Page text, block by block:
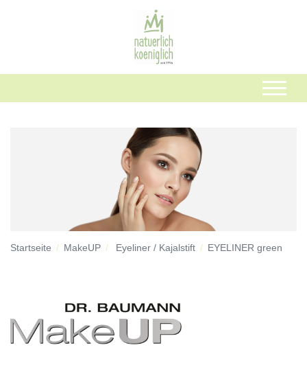
Startseite MakeUP Eyeliner / Kajalstift EYELINER green